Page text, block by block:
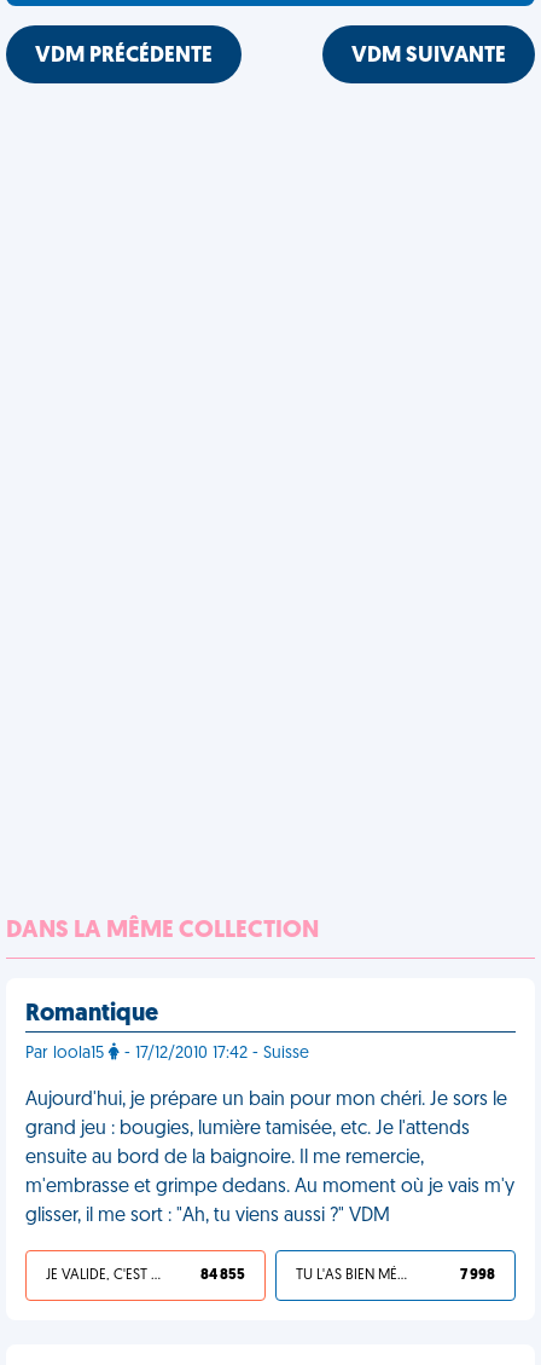
VDM PRÉCÉDENTE VDM SUIVANTE
DANS LA MÊME COLLECTION
Romantique
Par loola15 - 17/12/2010 17:42 - Suisse
Aujourd'hui, je prépare un bain pour mon chéri. Je sors le
grand jeu : bougies, lumière tamisée, etc. Je l'attends
ensuite au bord de la baignoire. Il me remercie,
m'embrasse et grimpe dedans. Au moment où je vais m'y
glisser, il me sort : "Ah, tu viens aussi ?" VDM
JE VALIDE, C'EST UNE VDM 84 855 TU L'AS BIEN MÉRITÉ 7 998